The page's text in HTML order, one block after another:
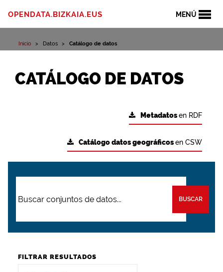
MENÚ
OPENDATA.BIZKAIA.EUS
Inicio Datos Catálogo de datos
CATÁLOGO DE DATOS
Metadatosen RDF
Catálogo datos geográficosen CSW
BUSCAR
FILTRAR RESULTADOS